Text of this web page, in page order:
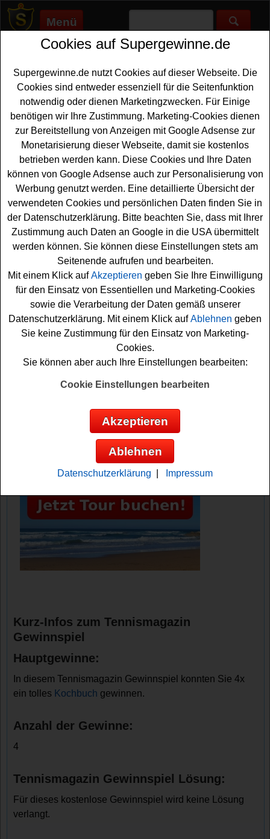
Menü
Supergewinne.de>Gewinnspiele>Sonstige Gewinnspiele
Anzeige:
Anzeige:
Tennismagazin Gewinnspiel -
Kochbuch gewinnen
Wer gern ein tolles Kochbuch gewinnenmöchte, sollte
bei diesem kostenlosen Tennismagazin Gewinnspiel
mitmachen. Tennismagazin verlost vier Exemplare des
Buches Das einfachste High-Protein-Kochbuch aller
Zeiten von Leandra Heller. Mit etwas Glück können Sie
ein solches Kochbuch gewinnen.
Falls Sie an der Verlosung teilnehmen möchten, müssen
Sie das Formular ausfüllen und den kostenlosen
Newsletter abonnieren. Vielleicht haben Sie ja Glück?
Tennismagazin verlost 4x ein tolles
Kochbuch
Anzeige:
Kurz-Infos zum Tennismagazin
Gewinnspiel
Hauptgewinne:
In diesem Tennismagazin Gewinnspiel konnten Sie 4x
ein tolles Kochbuch gewinnen.
Anzahl der Gewinne:
4
Tennismagazin Gewinnspiel Lösung:
Für dieses kostenlose Gewinnspiel wird keine Lösung
verlangt.
Cookies auf Supergewinne.de
Supergewinne.de nutzt Cookies auf dieser Webseite. Die
Cookies sind entweder essenziell für die Seitenfunktion
notwendig oder dienen Marketingzwecken. Für Einige
benötigen wir Ihre Zustimmung. Marketing-Cookies dienen
zur Bereitstellung von Anzeigen mit Google Adsense zur
Monetarisierung dieser Webseite, damit sie kostenlos
betrieben werden kann. Diese Cookies und Ihre Daten
können von Google Adsense auch zur Personalisierung von
Werbung genutzt werden. Eine detaillierte Übersicht der
verwendeten Cookies und persönlichen Daten finden Sie in
der Datenschutzerklärung. Bitte beachten Sie, dass mit Ihrer
Zustimmung auch Daten an Google in die USA übermittelt
werden können. Sie können diese Einstellungen stets am
Seitenende aufrufen und bearbeiten.
Mit einem Klick aufAkzeptieren geben Sie Ihre Einwilligung
für den Einsatz von Essentiellen und Marketing-Cookies
sowie die Verarbeitung der Daten gemäß unserer
Datenschutzerklärung. Mit einem Klick aufAblehnen geben
Sie keine Zustimmung für den Einsatz von Marketing-
Cookies.
Sie können aber auch Ihre Einstellungen bearbeiten:
Cookie Einstellungen bearbeiten
Akzeptieren
Ablehnen
Datenschutzerklärung Impressum